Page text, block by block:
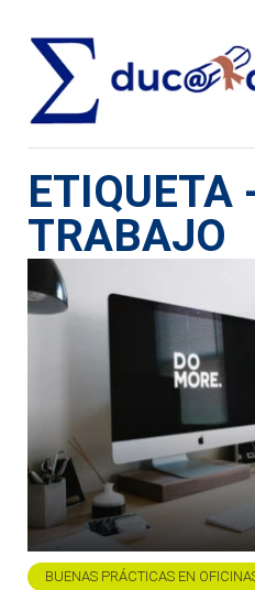
ETIQUETA
TRABAJO
BUENAS PRÁCTICAS EN